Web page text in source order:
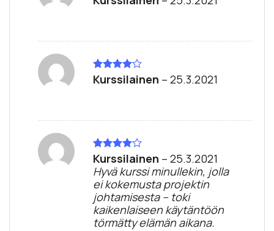
Arvostelu
Kurssilainen – 25.3.2021
Arvostelu
tuotteesta:
4 / 5
Kurssilainen – 25.3.2021
Hyvä kurssi minullekin, jolla
ei kokemusta projektin
johtamisesta – toki
kaikenlaiseen käytäntöön
törmätty elämän aikana.